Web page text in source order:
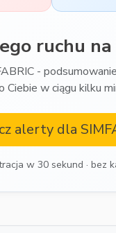
ruchu na
-
Ciebie w ciągu kilku
alerty dla
w 30 sekund · bez